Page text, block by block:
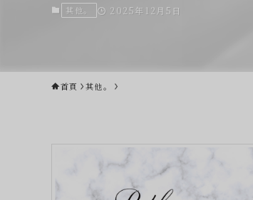
其他。 2025年12月5日
首頁 其他。